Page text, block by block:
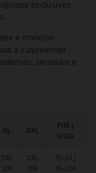
exclusivos
e modelos
a surpreender
sensuais e
XL XXL
P/M |
G/GG
100-
104
105-
109
85-94 |
95-104